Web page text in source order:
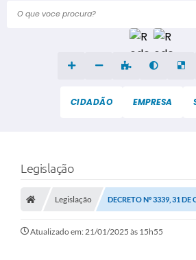
O que voce procura?
CIDADÃO EMPRESA
Legislação
Legislação DECRETO Nº 3339, 31 DE
Atualizado em: 21/01/2025 às 15h55